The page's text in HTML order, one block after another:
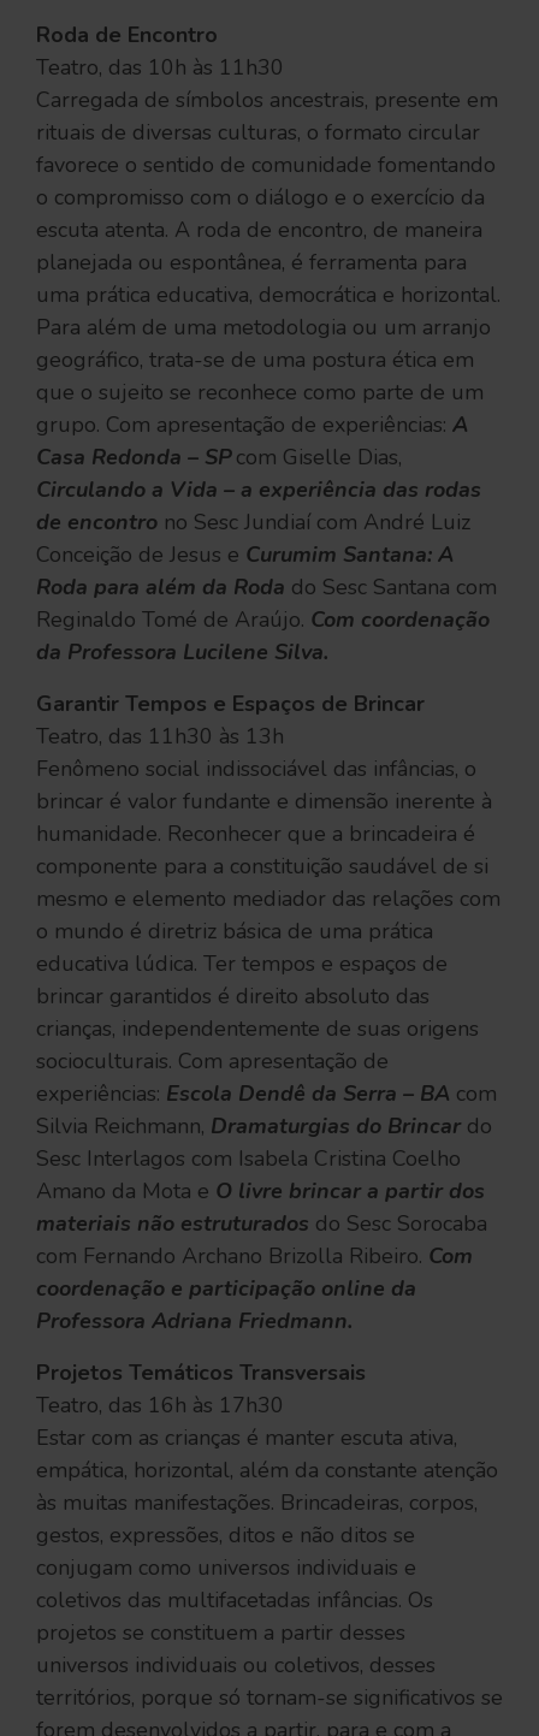
Roda de Encontro
Teatro, das 10h às 11h30
Carregada de símbolos ancestrais, presente em
rituais de diversas culturas, o formato circular
favorece o sentido de comunidade fomentando
o compromisso com o diálogo e o exercício da
escuta atenta. A roda de encontro, de maneira
planejada ou espontânea, é ferramenta para
uma prática educativa, democrática e horizontal.
Para além de uma metodologia ou um arranjo
geográfico, trata-se de uma postura ética em
que o sujeito se reconhece como parte de um
grupo. Com apresentação de experiências: A
Casa Redonda – SPcom Giselle Dias,
Circulando a Vida – a experiência das rodas
de encontro no Sesc Jundiaí com André Luiz
Conceição de Jesus e Curumim Santana: A
Roda para além da Roda do Sesc Santana com
Reginaldo Tomé de Araújo. Com coordenação
da Professora Lucilene Silva.
Garantir Tempos e Espaços de Brincar
Teatro, das 11h30 às 13h
Fenômeno social indissociável das infâncias, o
brincar é valor fundante e dimensão inerente à
humanidade. Reconhecer que a brincadeira é
componente para a constituição saudável de si
mesmo e elemento mediador das relações com
o mundo é diretriz básica de uma prática
educativa lúdica. Ter tempos e espaços de
brincar garantidos é direito absoluto das
crianças, independentemente de suas origens
socioculturais. Com apresentação de
experiências: Escola Dendê da Serra – BA com
Silvia Reichmann, Dramaturgias do Brincar do
Sesc Interlagos com Isabela Cristina Coelho
Amano da Mota e O livre brincar a partir dos
materiais não estruturados do Sesc Sorocaba
com Fernando Archano Brizolla Ribeiro. Com
coordenação e participação online da
Professora Adriana Friedmann.
Projetos Temáticos Transversais
Teatro, das 16h às 17h30
Estar com as crianças é manter escuta ativa,
empática, horizontal, além da constante atenção
às muitas manifestações. Brincadeiras, corpos,
gestos, expressões, ditos e não ditos se
conjugam como universos individuais e
coletivos das multifacetadas infâncias. Os
projetos se constituem a partir desses
universos individuais ou coletivos, desses
territórios, porque só tornam-se significativos se
forem desenvolvidos a partir, para e com a